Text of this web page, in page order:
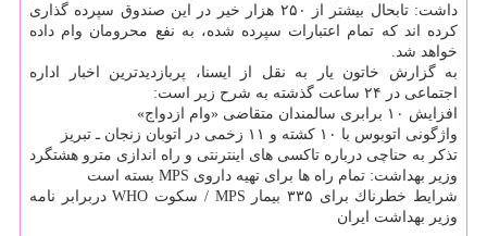
داشت: تابحال بیشتر از ۲۵۰ هزار خیر در این صندوق سپرده گذاری
كرده اند كه تمام اعتبارات سپرده شده، به نفع محرومان وام داده
خواهد شد.
به گزارش خاتون یار به نقل از ایسنا، پربازدیدترین اخبار اداره
اجتماعی در ۲۴ ساعت گذشته به شرح زیر است:
افزایش ۱۰ برابری سالمندان متقاضی «وام ازدواج»
واژگونی اتوبوس با ۱۰ كشته و ۱۱ زخمی در اتوبان زنجان ـ تبریز
تذكر به حناچی درباره تاكسی های اینترنتی و راه اندازی مترو هشتگرد
وزیر بهداشت: تمام راه ها برای تهیه داروی MPS بسته است
شرایط خطرناك برای ۳۳۵ بیمار MPS / سكوت WHO دربرابر نامه
وزیر بهداشت ایران